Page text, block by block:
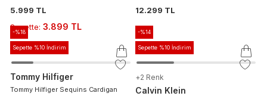
5.999 TL
Sepette: 3.899 TL
12.299 TL
-%18
Sepette %10 İndirim
Tommy Hilfiger
Tommy Hilfiger Sequins Cardigan
-%14
Sepette %10 İndirim
+2 Renk
Calvin Klein